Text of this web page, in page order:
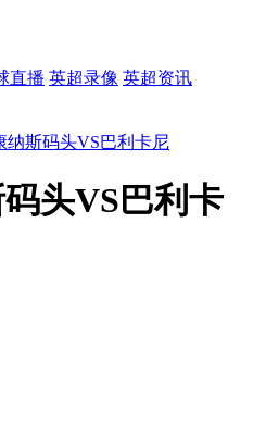
直播 英超录像 英超资讯
纳斯码头VS巴利卡尼
头VS巴利卡